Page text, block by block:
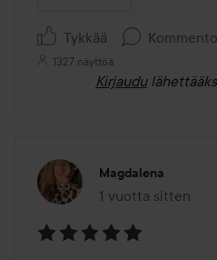
Tykkää
1327 näyttöä
Kirjaudu
Magdalena
1 vuotta sitten
Viesti luotiin 1